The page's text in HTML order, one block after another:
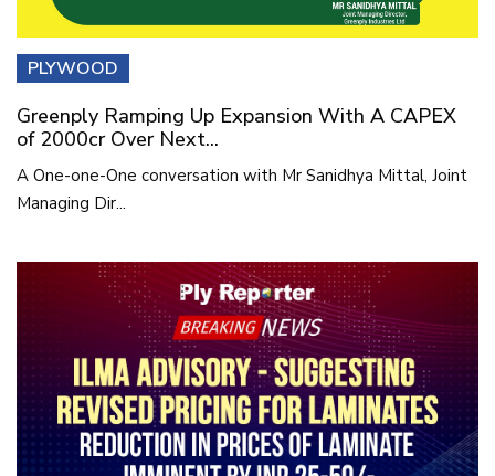
PLYWOOD
Greenply Ramping Up Expansion With A CAPEX
of 2000cr Over Next...
A One-one-One conversation with Mr Sanidhya Mittal, Joint
Managing Dir...